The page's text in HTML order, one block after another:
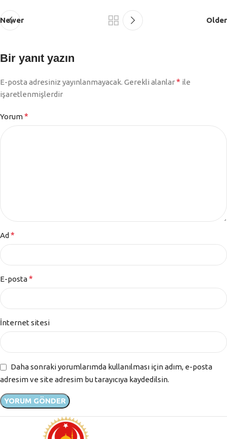
Newer Older
Bir yanıt yazın
E-posta adresiniz yayınlanmayacak. Gerekli alanlar* ile
işaretlenmişlerdir
Yorum*
Ad *
E-posta*
İnternet sitesi
Daha sonraki yorumlarımda kullanılması için adım, e-posta
adresim ve site adresim bu tarayıcıya kaydedilsin.